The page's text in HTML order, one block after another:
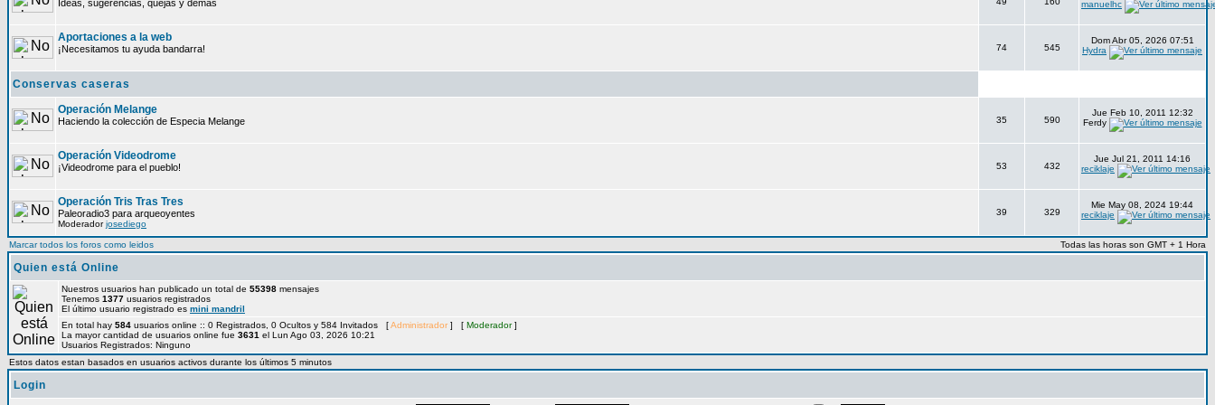
Ideas, sugerencias, quejas y demás manuelhc
Aportaciones a la web
¡Necesitamos tu ayuda bandarra! 74 545
Dom Abr 05, 2026 07:51
Hydra
Conservas caseras
Operación Melange
Haciendo la colección de Especia Melange 35 590
Jue Feb 10, 2011 12:32
Ferdy
Operación Videodrome
¡Videodrome para el pueblo! 53 432
Jue Jul 21, 2011 14:16
reciklaje
Operación Tris Tras Tres
Paleoradio3 para arqueoyentes
Moderadorjosediego
39 329
Mie May 08, 2024 19:44
reciklaje
Marcar todos los foros como leidos Todas las horas son GMT + 1 Hora
Quien está Online
Nuestros usuarios han publicado un total de 55398 mensajes
Tenemos 1377 usuarios registrados
El último usuario registrado es mini mandril
En total hay 584 usuarios online :: 0 Registrados, 0 Ocultos y 584 Invitados [Administrador ] [ Moderador]
La mayor cantidad de usuarios online fue 3631 el Lun Ago 03, 2026 10:21
Usuarios Registrados: Ninguno
Estos datos estan basados en usuarios activos durante los últimos 5 minutos
Login